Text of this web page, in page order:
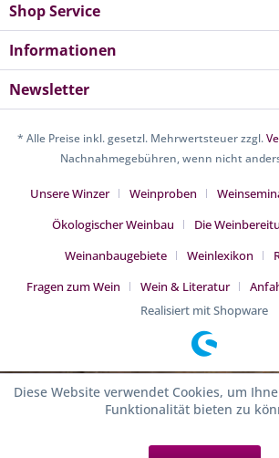
Shop Service
Informationen
Newsletter
* Alle Preise inkl. gesetzl. Mehrwertsteuer zzgl.
Nachnahmegebühren, wenn nicht
Unsere Winzer Weinproben
Ökologischer Weinbau
Die
Weinanbaugebiete
Weinlexikon
Fragen zum Wein
Wein & Literatur
Realisiert mit Shopware
Diese Website verwendet Cookies, um
Funktionalität bieten zu